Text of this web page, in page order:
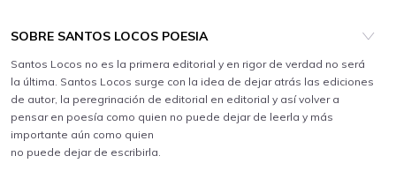
SOBRE SANTOS LOCOS POESIA
Santos Locos no es la primera editorial y en rigor de verdad no será
la última. Santos Locos surge con la idea de dejar atrás las ediciones
de autor, la peregrinación de editorial en editorial y así volver a
pensar en poesía como quien no puede dejar de leerla y más
importante aún como quien
no puede dejar de escribirla.